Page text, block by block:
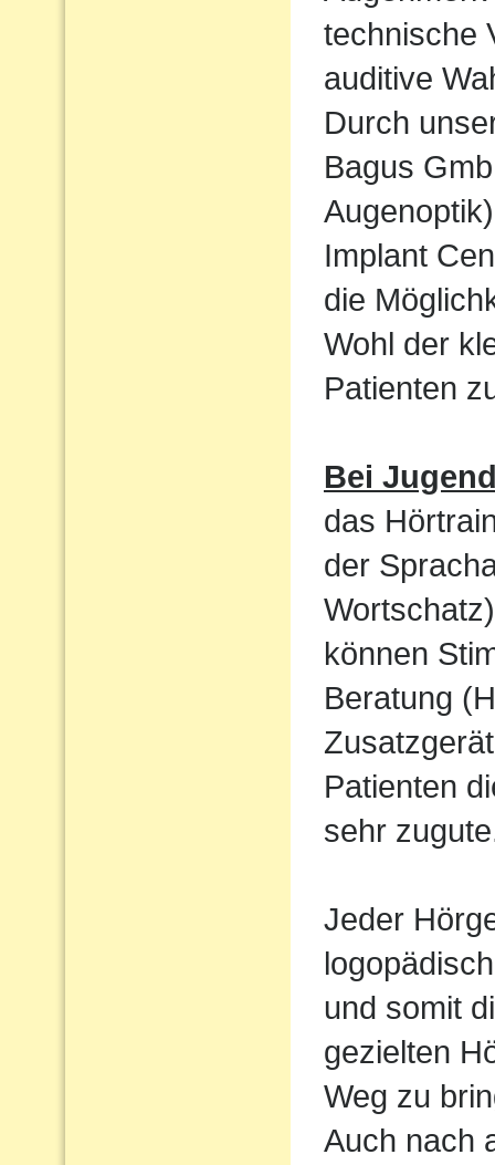
technische
auditive
Durch
Bagus
Implant
die
Wohl der
Patienten
Bei
das
der
können
Beratung
Patienten
sehr
Jeder
und somit
gezielten
Weg zu
Auch nach